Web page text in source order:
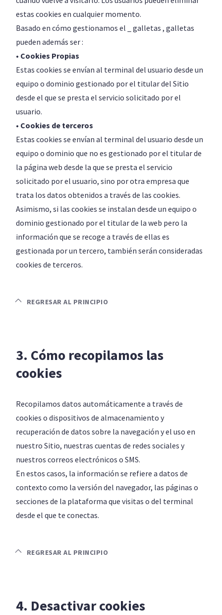
estas cookies en cualquier momento.
Basado en cómo gestionamos el _ galletas , galletas
pueden además ser :
• Cookies Propias
Estas cookies se envían al terminal del usuario desde un
equipo o dominio gestionado por el titular del Sitio
desde el que se presta el servicio solicitado por el
usuario.
• Cookies de terceros
Estas cookies se envían al terminal del usuario desde un
equipo o dominio que no es gestionado por el titular de
la página web desde la que se presta el servicio
solicitado por el usuario, sino por otra empresa que
trata los datos obtenidos a través de las cookies.
Asimismo, si las cookies se instalan desde un equipo o
dominio gestionado por el titular de la web pero la
información que se recoge a través de ellas es
gestionada por un tercero, también serán consideradas
cookies de terceros.
REGRESAR AL PRINCIPIO
3. Cómo recopilamos las
cookies
Recopilamos datos automáticamente a través de
cookies o dispositivos de almacenamiento y
recuperación de datos sobre la navegación y el uso en
nuestro Sitio, nuestras cuentas de redes sociales y
nuestros correos electrónicos o SMS.
En estos casos, la información se refiere a datos de
contexto como la versión del navegador, las páginas o
secciones de la plataforma que visitas o del terminal
desde el que te conectas.
REGRESAR AL PRINCIPIO
4. Desactivar cookies